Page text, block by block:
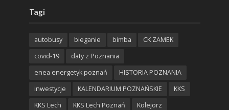
Tagi
autobusy bieganie bimba
CK ZAMEK
covid-19
daty z Poznania
enea energetyk poznań
HISTORIA POZNANIA
inwestycje
KALENDARIUM POZNAŃSKIE
KKS
KKS Lech
KKS Lech Poznań
Kolejorz